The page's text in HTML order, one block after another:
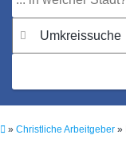
» Christliche Arbeitgeber »